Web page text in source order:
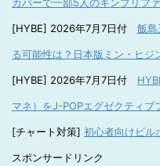
[HYBE] 2026年7月7日付 飯
る可能性は？日本版ミン・ヒジ
[HYBE] 2026年7月7日付
マネ）をJ-POPエグゼクティブ
[チャート対策] 初心者向けビル
スポンサードリンク